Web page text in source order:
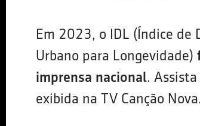
Em 2023, o IDL (Índice de
Urbano para Longevidade)
imprensa nacional.
exibida na TV Canção Nova.